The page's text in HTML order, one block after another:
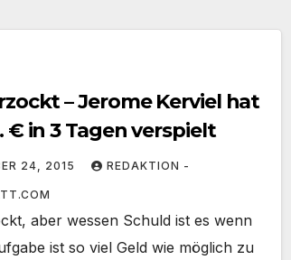
– Jerome Kerviel hat
€ in 3 Tagen verspielt
24, 2015 REDAKTION -
aber wessen Schuld ist es wenn
ist so viel Geld wie möglich zu